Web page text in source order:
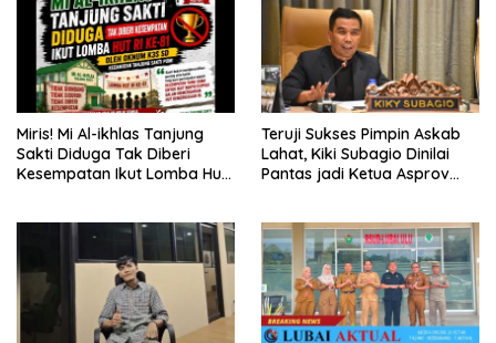
Miris! Mi Al-ikhlas Tanjung
Sakti Diduga Tak Diberi
Kesempatan Ikut Lomba Hut
Teruji Sukses Pimpin Askab
Lahat, Kiki Subagio Dinilai
Pantas jadi Ketua Asprov